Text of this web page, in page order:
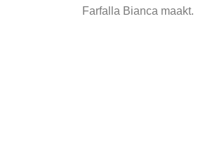
Farfalla Bianca maakt.